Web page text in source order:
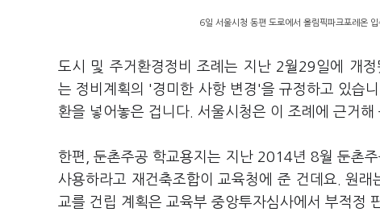
6일 서울시청 동편 도로에서 올림픽파크포레온
도시 및 주거환경정비 조례는 지난 2월29일에 개
는 정비계획의 '경미한 사항 변경'을 규정하고 있습
환을 넣어놓은 겁니다. 서울시청은 이 조례에 근거
한편, 둔촌주공 학교용지는 지난 2014년 8월 둔촌
사용하라고 재건축조합이 교육청에 준 건데요. 원
교를 건립 계획은 교육부 중앙투자심사에서 부적정